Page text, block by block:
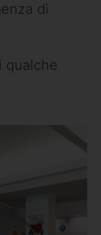
di
qualche